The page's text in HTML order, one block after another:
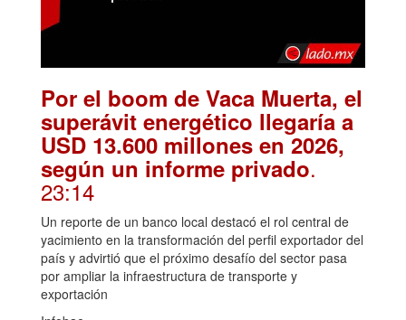
Por el boom de Vaca Muerta, el
superávit energético llegaría a
USD 13.600 millones en 2026,
según un informe privado.
23:14
Un reporte de un banco local destacó el rol central de
yacimiento en la transformación del perfil exportador del
país y advirtió que el próximo desafío del sector pasa
por ampliar la infraestructura de transporte y
exportación